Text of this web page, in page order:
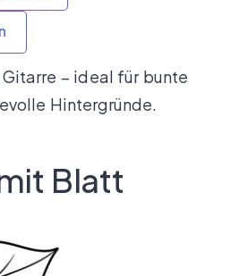
– ideal für bunte
Hintergründe.
Blatt